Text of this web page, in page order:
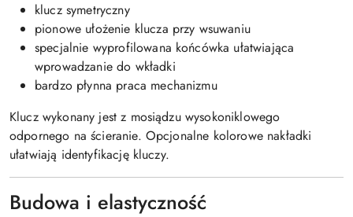
klucz symetryczny
pionowe ułożenie klucza przy wsuwaniu
specjalnie wyprofilowana końcówka ułatwiająca
wprowadzanie do wkładki
bardzo płynna praca mechanizmu
Klucz wykonany jest z mosiądzu wysokoniklowego
odpornego na ścieranie. Opcjonalne kolorowe nakładki
ułatwiają identyfikację kluczy.
Budowa i elastyczność